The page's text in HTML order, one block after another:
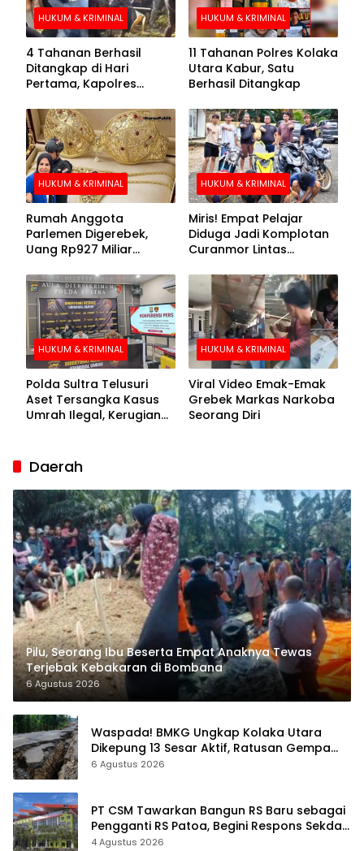
HUKUM & KRIMINAL
4 Tahanan Berhasil
Ditangkap di Hari
Pertama, Kapolres
Buronan Segera
Menyerahkan Diri
HUKUM & KRIMINAL
11 Tahanan Polres Kolaka
Utara Kabur, Satu
Berhasil Ditangkap
HUKUM & KRIMINAL
Rumah Anggota
Parlemen Digerebek,
Uang Rp927 Miliar
HUKUM & KRIMINAL
Miris! Empat Pelajar
Diduga Jadi Komplotan
Curanmor Lintas
HUKUM & KRIMINAL
Polda Sultra Telusuri
Aset Tersangka Kasus
Umrah Ilegal, Kerugian
HUKUM & KRIMINAL
Viral Video Emak-Emak
Grebek Markas Narkoba
Seorang Diri
Daerah
Pilu, Seorang Ibu Beserta Empat Anaknya Tewas
Terjebak Kebakaran di Bombana
6 Agustus 2026
Waspada! BMKG Ungkap Kolaka Utara
Dikepung 13 Sesar Aktif, Ratusan Gempa
Sudah Terekam
6 Agustus 2026
PT CSM Tawarkan Bangun RS Baru sebagai
Pengganti RS Patoa, Begini Respons Sekda
Kolut
4 Agustus 2026